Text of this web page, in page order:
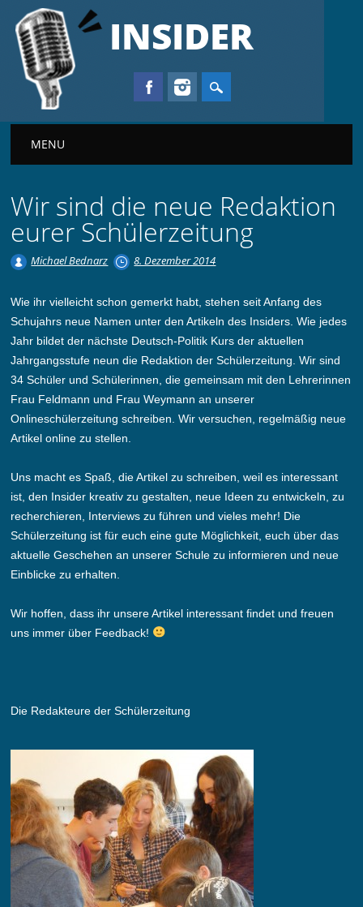
INSIDER
Main menu
MENU
Wir sind die neue Redaktion
eurer Schülerzeitung
Michael Bednarz 8. Dezember 2014
Wie ihr vielleicht schon gemerkt habt, stehen seit Anfang des
Schujahrs neue Namen unter den Artikeln des Insiders. Wie jedes
Jahr bildet der nächste Deutsch-Politik Kurs der aktuellen
Jahrgangsstufe neun die Redaktion der Schülerzeitung. Wir sind
34 Schüler und Schülerinnen, die gemeinsam mit den Lehrerinnen
Frau Feldmann und Frau Weymann an unserer
Onlineschülerzeitung schreiben. Wir versuchen, regelmäßig neue
Artikel online zu stellen.
Uns macht es Spaß, die Artikel zu schreiben, weil es interessant
ist, den Insider kreativ zu gestalten, neue Ideen zu entwickeln, zu
recherchieren, Interviews zu führen und vieles mehr! Die
Schülerzeitung ist für euch eine gute Möglichkeit, euch über das
aktuelle Geschehen an unserer Schule zu informieren und neue
Einblicke zu erhalten.
Wir hoffen, dass ihr unsere Artikel interessant findet und freuen
uns immer über Feedback!
Die Redakteure der Schülerzeitung